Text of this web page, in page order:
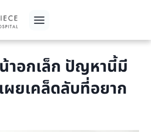
าอกเล็ก ปัญหานี้มี
ผยเคล็ดลับที่อยาก